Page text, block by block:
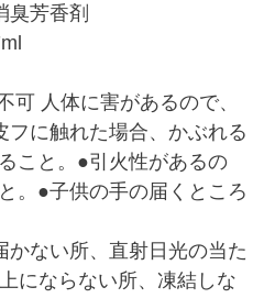
臭芳香剤
可 人体に害があるので、
に触れた場合、かぶれる
こと。●引火性があるの
。●子供の手の届くところ
ない所、直射日光の当た
にならない所、凍結しな